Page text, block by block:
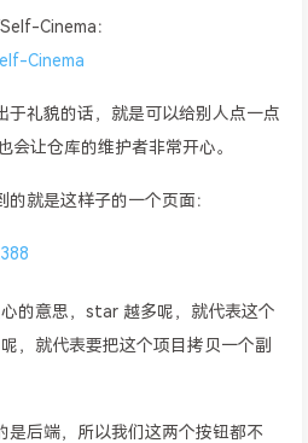
Cinema：
Cinema
于礼貌的话，就是可以给别人点一点
让仓库的维护者非常开心。
就是这样子的一个页面：
的意思，star 越多呢，就代表这个
，就代表要把这个项目拷贝一个副
是后端，所以我们这两个按钮都不